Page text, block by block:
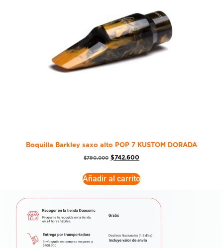
Boquilla Barkley saxo alto POP 7 KUSTOM DORADA
$790.000 $742.600
Añadir al carrito